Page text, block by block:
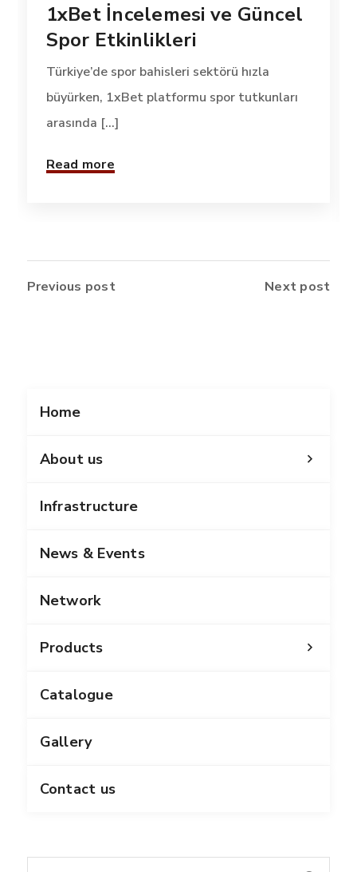
1xBet İncelemesi ve Güncel
Spor Etkinlikleri
Türkiye’de spor bahisleri sektörü hızla
büyürken, 1xBet platformu spor tutkunları
arasında [...]
Read more
Previous post Next post
Home
About us
Infrastructure
News & Events
Network
Products
Catalogue
Gallery
Contact us